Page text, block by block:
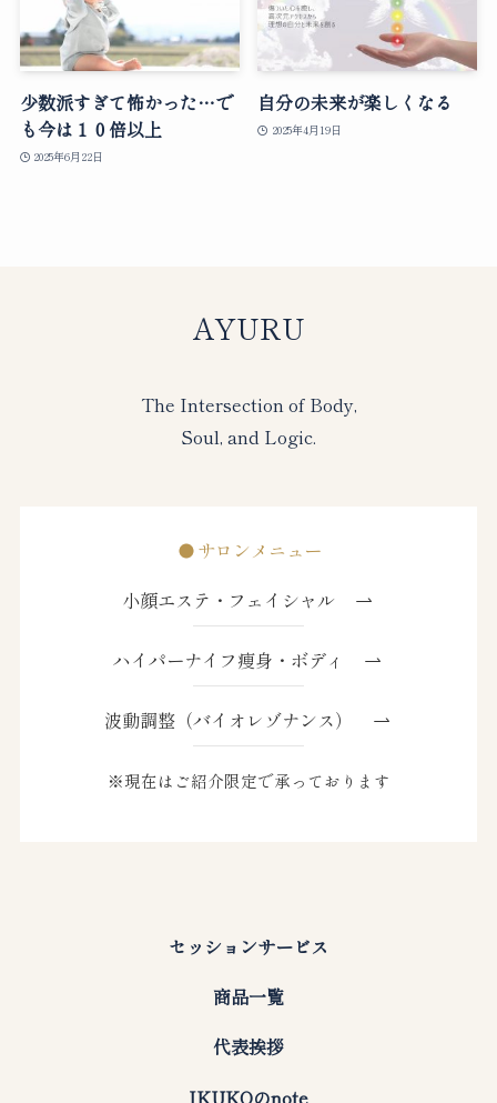
少数派すぎて怖かった…で
も今は１０倍以上
2025年6月22日
自分の未来が楽しくなる
2025年4月19日
AYURU
The Intersection of Body,
Soul, and Logic.
サロンメニュー
小顔エステ・フェイシャル
ハイパーナイフ痩身・ボディ
波動調整（バイオレゾナンス）
※現在はご紹介限定で承っております
セッションサービス
商品一覧
代表挨拶
IKUKOのnote